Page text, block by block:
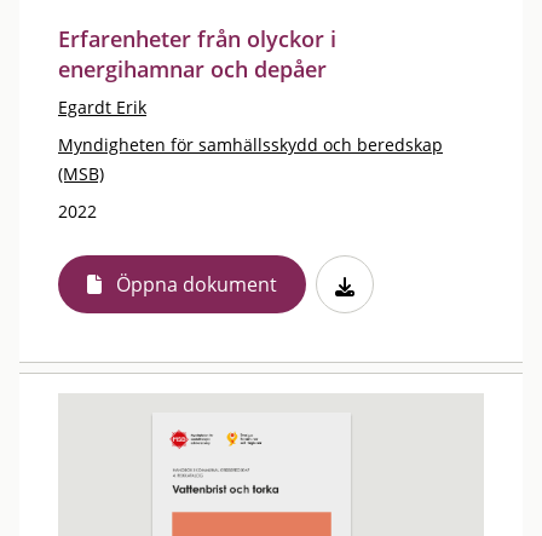
Erfarenheter från olyckor i
energihamnar och depåer
Egardt Erik
Myndigheten för samhällsskydd och beredskap
(MSB)
2022
Öppna dokument